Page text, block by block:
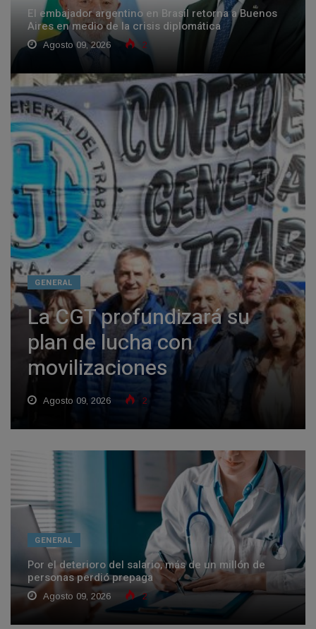
El embajador argentino en Brasil retorna a Buenos
Aires en medio de la crisis diplomática
Agosto 09, 2026 2
GENERAL
La CGT profundizará su
plan de lucha con
movilizaciones
Agosto 09, 2026 2
GENERAL
Por el deterioro del salario, más de un millón de
personas perdió prepaga
Agosto 09, 2026 2